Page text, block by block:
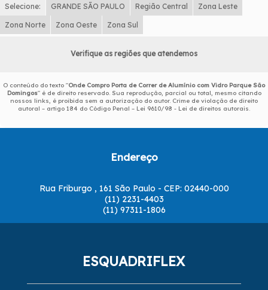
Selecione: GRANDE SÃO PAULO Região Central Zona Leste
Zona Norte Zona Oeste Zona Sul
Verifique as regiões que atendemos
O conteúdo do texto "Onde Compro Porta de Correr de Alumínio com Vidro Parque São
Domingos" é de direito reservado. Sua reprodução, parcial ou total, mesmo citando
nossos links, é proibida sem a autorização do autor. Crime de violação de direito
autoral – artigo 184 do Código Penal – Lei 9610/98 - Lei de direitos autorais
Endereço
Rua Friburgo , 161 São Paulo - CEP: 02440-000
(11) 2231-4403
(11) 97311-1806
ESQUADRIFLEX